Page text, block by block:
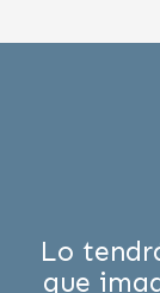
Lo
que